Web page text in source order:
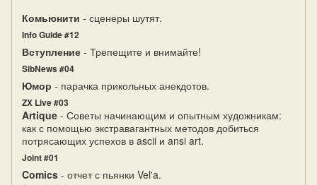
Комьюнити - сценеры шутят.
Info Guide #12
Вступление - Трепещите и внимайте!
SibNews #04
Юмор - парачка прикольных анекдотов.
ZX Live #03
Artique - Советы начинающим и опытным художникам:
как с помощью экстравагантных методов добиться
потрясающих успехов в ascii и ansi art.
Joint #01
Comics - отчет с пьянки Vel'a.